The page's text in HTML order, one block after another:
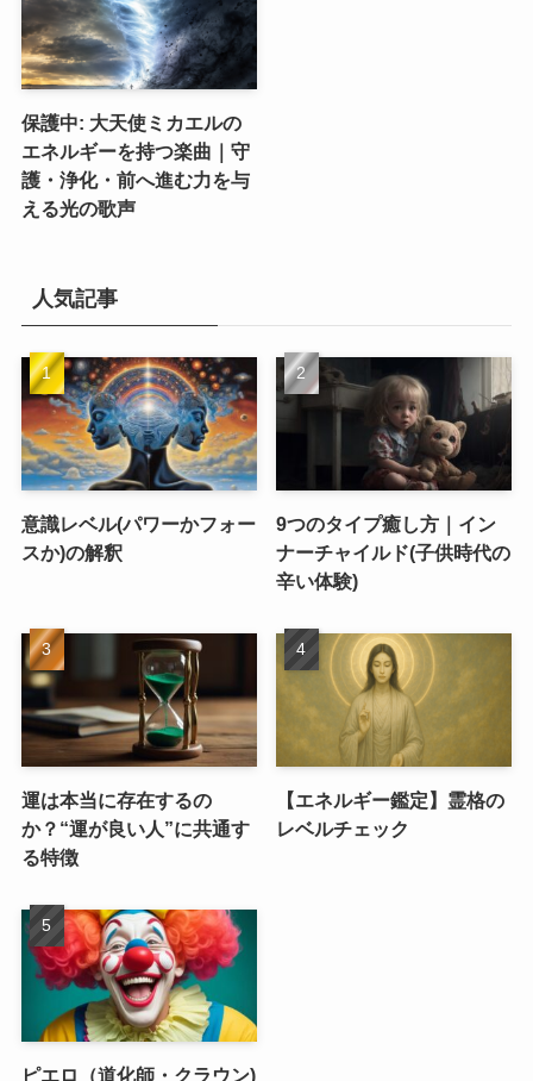
保護中: 大天使ミカエルの
エネルギーを持つ楽曲｜守
護・浄化・前へ進む力を与
える光の歌声
人気記事
意識レベル(パワーかフォー
スか)の解釈
9つのタイプ癒し方｜イン
ナーチャイルド(子供時代の
辛い体験)
運は本当に存在するの
か？“運が良い人”に共通す
る特徴
【エネルギー鑑定】霊格の
レベルチェック
ピエロ（道化師・クラウン)